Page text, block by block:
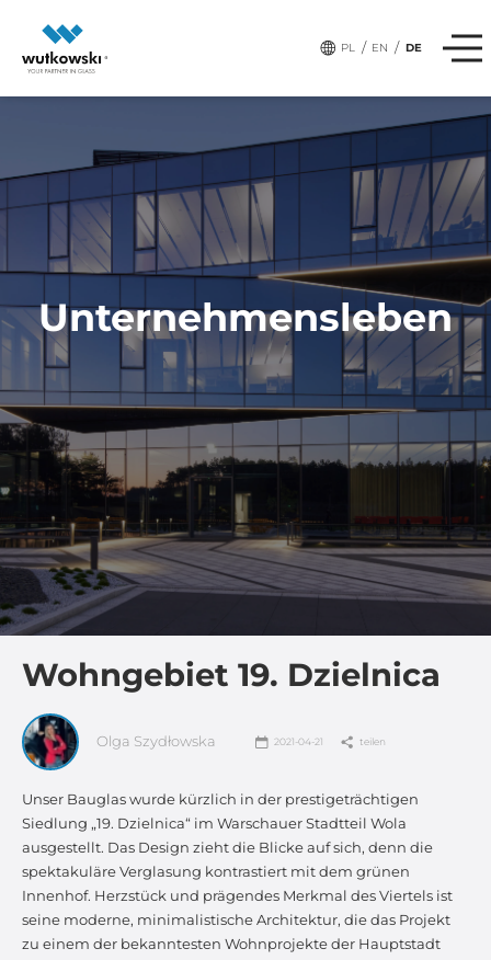
PL / EN / DE
Unternehmensleben
Wohngebiet 19. Dzielnica
Olga Szydłowska 2021-04-21 teilen
Unser Bauglas wurde kürzlich in der prestigeträchtigen
Siedlung „19. Dzielnica“ im Warschauer Stadtteil Wola
ausgestellt. Das Design zieht die Blicke auf sich, denn die
spektakuläre Verglasung kontrastiert mit dem grünen
Innenhof. Herzstück und prägendes Merkmal des Viertels ist
seine moderne, minimalistische Architektur, die das Projekt
zu einem der bekanntesten Wohnprojekte der Hauptstadt